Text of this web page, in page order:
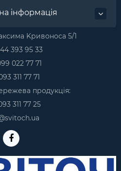
інформація
Kривоноса 5/1
393 95 33
022 77 71
311 77 71
продукція:
311 77 25